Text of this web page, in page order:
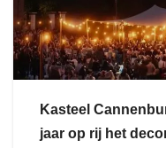
Kasteel
jaar op rij het